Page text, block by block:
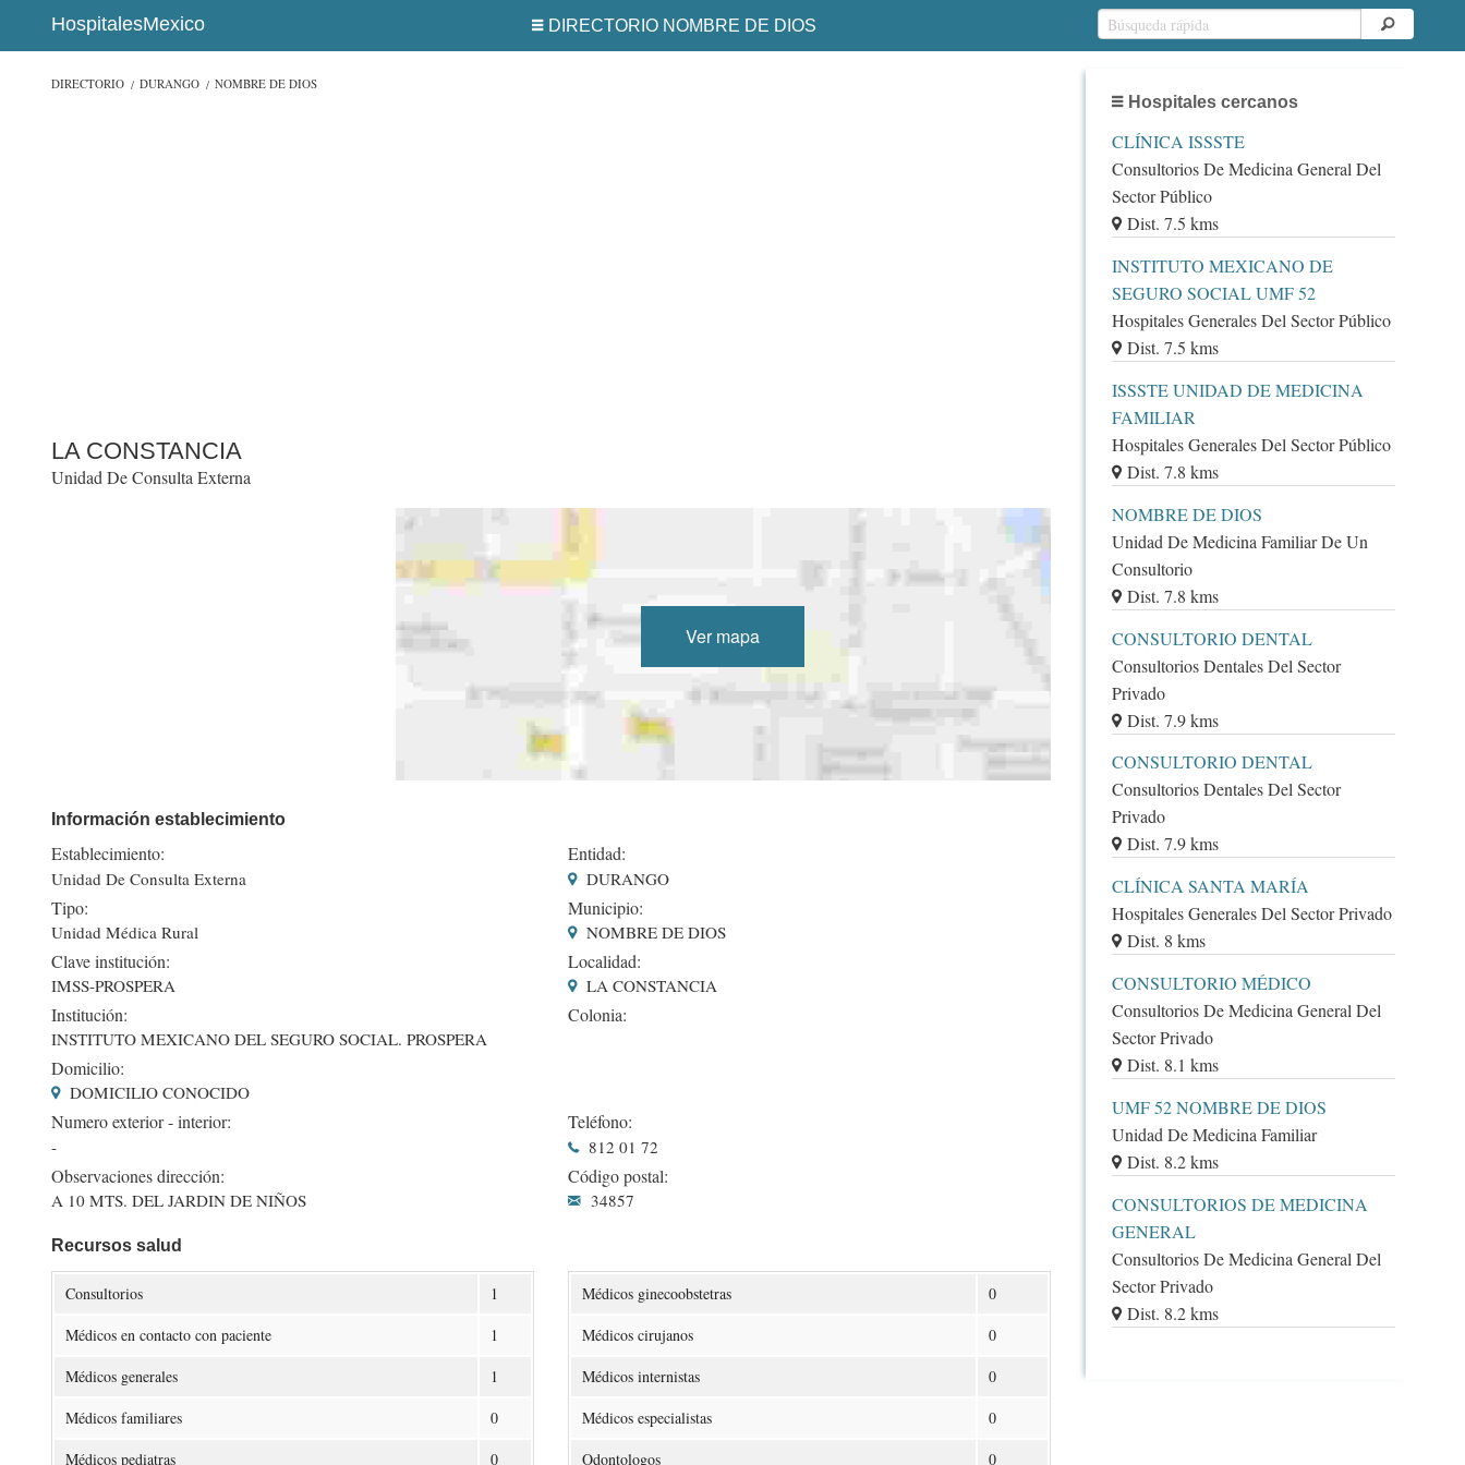
HospitalesMexico DIRECTORIO NOMBRE DE DIOS
DIRECTORIO DURANGO NOMBRE DE DIOS
LA CONSTANCIA
Unidad De Consulta Externa
Ver mapa
Información establecimiento
Establecimiento:
Unidad De Consulta Externa
Tipo:
Unidad Médica Rural
Clave institución:
IMSS-PROSPERA
Institución:
INSTITUTO MEXICANO DEL SEGURO SOCIAL. PROSPERA
Entidad:
DURANGO
Municipio:
NOMBRE DE DIOS
Localidad:
LA CONSTANCIA
Colonia:
Domicilio:
DOMICILIO CONOCIDO
Numero exterior - interior:
-
Observaciones dirección:
A 10 MTS. DEL JARDIN DE NIÑOS
Teléfono:
812 01 72
Código postal:
34857
Recursos salud
Consultorios
1
Médicos en contacto con paciente
1
Médicos generales
1
Médicos familiares
0
Médicos pediatras
0
Médicos ginecoobstetras
0
Médicos cirujanos
0
Médicos internistas
0
Médicos especialistas
0
Odontologos
0
Hospitales cercanos
CLÍNICA ISSSTE
Consultorios De Medicina General Del
Sector Público
Dist. 7.5 kms
INSTITUTO MEXICANO DE
SEGURO SOCIAL UMF 52
Hospitales Generales Del Sector Público
Dist. 7.5 kms
ISSSTE UNIDAD DE MEDICINA
FAMILIAR
Hospitales Generales Del Sector Público
Dist. 7.8 kms
NOMBRE DE DIOS
Unidad De Medicina Familiar De Un
Consultorio
Dist. 7.8 kms
CONSULTORIO DENTAL
Consultorios Dentales Del Sector
Privado
Dist. 7.9 kms
CONSULTORIO DENTAL
Consultorios Dentales Del Sector
Privado
Dist. 7.9 kms
CLÍNICA SANTA MARÍA
Hospitales Generales Del Sector Privado
Dist. 8 kms
CONSULTORIO MÉDICO
Consultorios De Medicina General Del
Sector Privado
Dist. 8.1 kms
UMF 52 NOMBRE DE DIOS
Unidad De Medicina Familiar
Dist. 8.2 kms
CONSULTORIOS DE MEDICINA
GENERAL
Consultorios De Medicina General Del
Sector Privado
Dist. 8.2 kms